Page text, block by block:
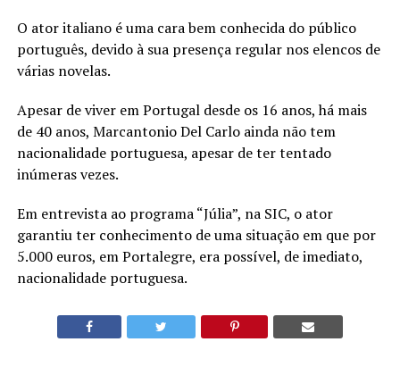
O ator italiano é uma cara bem conhecida do público
português, devido à sua presença regular nos elencos de
várias novelas.
Apesar de viver em Portugal desde os 16 anos, há mais
de 40 anos, Marcantonio Del Carlo ainda não tem
nacionalidade portuguesa, apesar de ter tentado
inúmeras vezes.
Em entrevista ao programa “Júlia”, na SIC, o ator
garantiu ter conhecimento de uma situação em que por
5.000 euros, em Portalegre, era possível, de imediato,
nacionalidade portuguesa.